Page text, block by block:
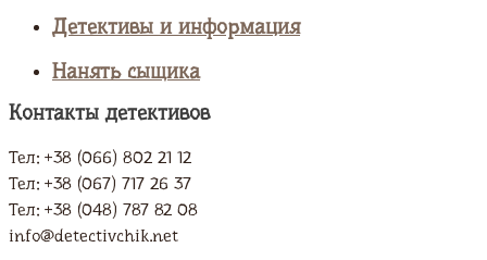
Детективы и информация
Нанять сыщика
Контакты детективов
Тел: +38 (066) 802 21 12
Тел: +38 (067) 717 26 37
Тел: +38 (048) 787 82 08
info@detectivchik.net